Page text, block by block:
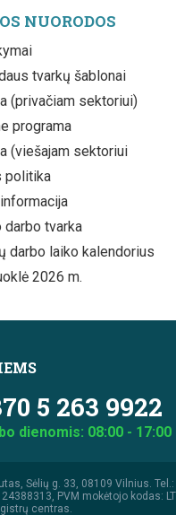
NUORODOS
tvarkų šablonai
(privačiam sektoriui)
programa
(viešajam sektoriui
politika
darbo tvarka
darbo laiko kalendorius
2026 m.
5 263 9922
dienomis: 08:00 - 17:00
Sėlių g. 33, 08109 Vilnius. Tel.:
PVM mokėtojo kodas:
centras.